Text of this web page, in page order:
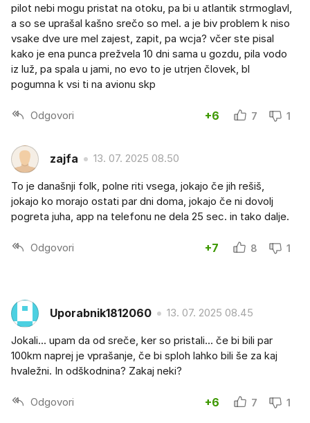
pilot nebi mogu pristat na otoku, pa bi u atlantik strmoglavl,
a so se uprašal kašno srečo so mel. a je biv problem k niso
vsake dve ure mel zajest, zapit, pa wcja? včer ste pisal
kako je ena punca prežvela 10 dni sama u gozdu, pila vodo
iz luž, pa spala u jami, no evo to je utrjen človek, bl
pogumna k vsi ti na avionu skp
Odgovori +6 7 1
zajfa 13. 07. 2025 08.50
To je današnji folk, polne riti vsega, jokajo če jih rešiš,
jokajo ko morajo ostati par dni doma, jokajo če ni dovolj
pogreta juha, app na telefonu ne dela 25 sec. in tako dalje.
Odgovori +7 8 1
Uporabnik1812060 13. 07. 2025 08.45
Jokali... upam da od sreče, ker so pristali... če bi bili par
100km naprej je vprašanje, če bi sploh lahko bili še za kaj
hvaležni. In odškodnina? Zakaj neki?
Odgovori +6 7 1